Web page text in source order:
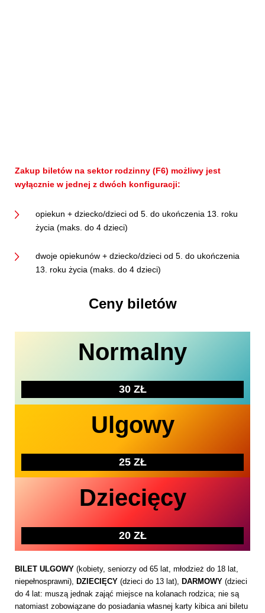
Zakup biletów na sektor rodzinny (F6) możliwy jest
wyłącznie w jednej z dwóch konfiguracji:
opiekun + dziecko/dzieci od 5. do ukończenia 13. roku
życia (maks. do 4 dzieci)
dwoje opiekunów + dziecko/dzieci od 5. do ukończenia
13. roku życia (maks. do 4 dzieci)
Ceny biletów
Normalny
30 ZŁ
Ulgowy
25 ZŁ
Dziecięcy
20 ZŁ
BILET ULGOWY (kobiety, seniorzy od 65 lat, młodzież do 18 lat,
niepełnosprawni),
DZIECIĘCY (dzieci do 13 lat), DARMOWY (dzieci
do 4 lat: muszą jednak zająć miejsce na kolanach rodzica; nie są
natomiast zobowiązane do posiadania własnej karty kibica ani biletu